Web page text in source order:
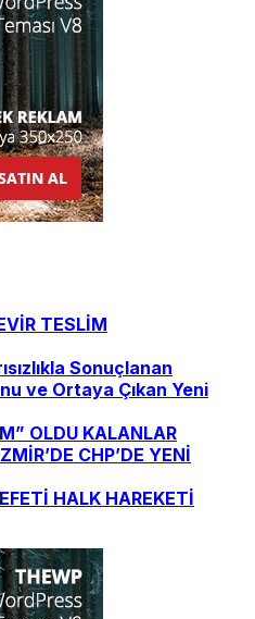
TESLİM
Sonuçlanan
ve Ortaya Çıkan Yeni
OLDU KALANLAR
CHP’DE YENİ
HALK HAREKETİ